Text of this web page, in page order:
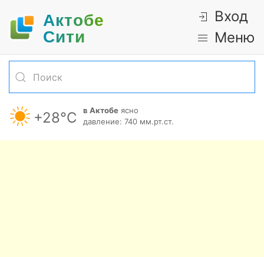
Актобе
Cити
Вход
Меню
+28°С в Актобе ясно
давление: 740 мм.рт.ст.